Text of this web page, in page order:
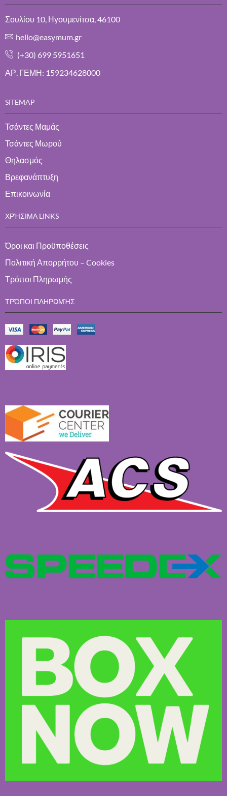
Σουλίου 10, Ηγουμενίτσα, 46100
hello@easymum.gr
(+30) 699 5951651
ΑΡ. ΓΕΜΗ: 159234628000
SITEMAP
Τσάντες Μαμάς
Τσάντες Μωρού
Θηλασμός
Βρεφανάπτυξη
Επικοινωνία
ΧΡΉΣΙΜΑ LINKS
Όροι και Προϋποθέσεις
Πολιτική Απορρήτου – Cookies
Τρόποι Πληρωμής
ΤΡΌΠΟΙ ΠΛΗΡΩΜΉΣ